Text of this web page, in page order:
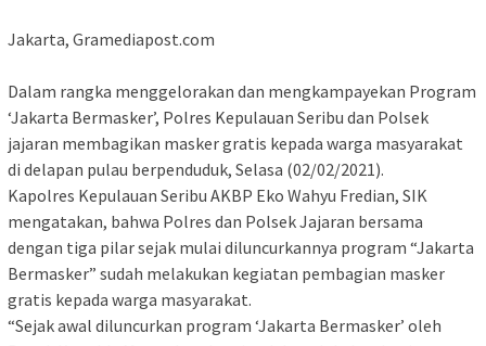
Jakarta, Gramediapost.com
Dalam rangka menggelorakan dan mengkampayekan Program
‘Jakarta Bermasker’, Polres Kepulauan Seribu dan Polsek
jajaran membagikan masker gratis kepada warga masyarakat
di delapan pulau berpenduduk, Selasa (02/02/2021).
Kapolres Kepulauan Seribu AKBP Eko Wahyu Fredian, SIK
mengatakan, bahwa Polres dan Polsek Jajaran bersama
dengan tiga pilar sejak mulai diluncurkannya program “Jakarta
Bermasker” sudah melakukan kegiatan pembagian masker
gratis kepada warga masyarakat.
“Sejak awal diluncurkan program ‘Jakarta Bermasker’ oleh